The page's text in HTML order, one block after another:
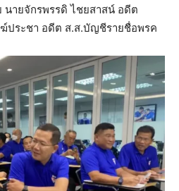
ายจักรพรรดิ ไชยสาสน์ อดีต
ประชา อดีต ส.ส.บัญชีรายชื่อพรค